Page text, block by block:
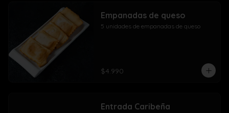
Empanadas de queso
5 unidades de empanadas de queso
$4.990
Entrada Caribeña